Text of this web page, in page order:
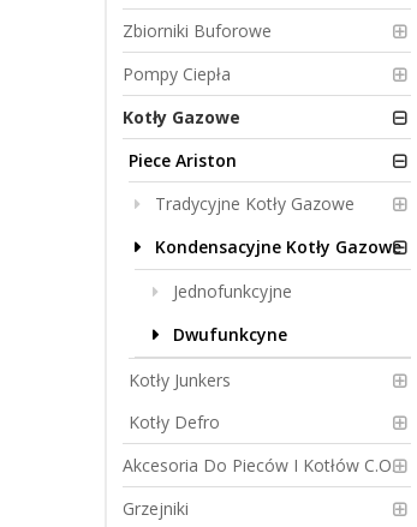
Zbiorniki Buforowe
Pompy Ciepła
Kotły Gazowe
Piece Ariston
Tradycyjne Kotły Gazowe
Kondensacyjne Kotły Gazowe
Jednofunkcyjne
Dwufunkcyne
Kotły Junkers
Kotły Defro
Akcesoria Do Pieców I Kotłów C.O.
Grzejniki